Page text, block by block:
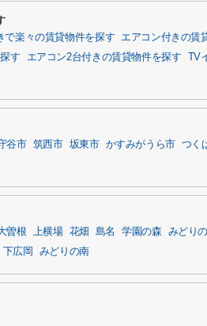
で楽々の賃貸物件を探す エアコン付きの賃
す エアコン2台付きの賃貸物件を探す
谷市 筑西市 坂東市 かすみがうら市 つく
曽根 上横場 花畑 島名 学園の森 みどりの
下広岡 みどりの南